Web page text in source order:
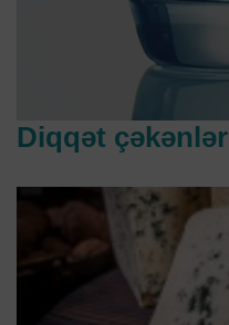
Diqqət çəkənlər